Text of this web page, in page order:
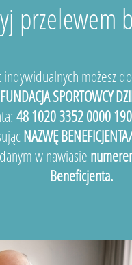
przelewem
indywidualnych możesz
FUNDACJA SPORTOWCY
48 1020 3352 0000
NAZWĘ
w nawiasie
Beneficjenta.